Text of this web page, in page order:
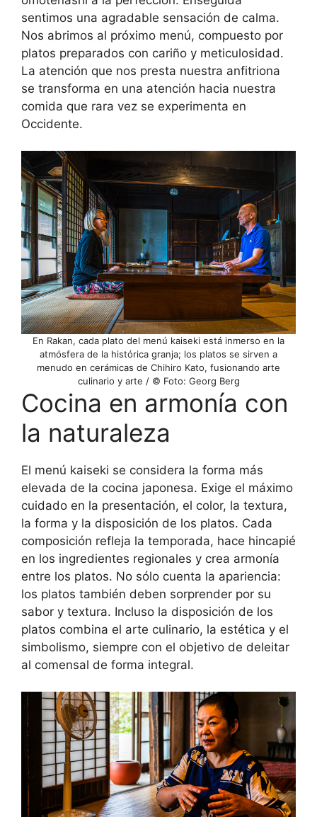
sentimos una agradable sensación de calma.
Nos abrimos al próximo menú, compuesto por
platos preparados con cariño y meticulosidad.
La atención que nos presta nuestra anfitriona
se transforma en una atención hacia nuestra
comida que rara vez se experimenta en
Occidente.
En Rakan, cada plato del menú kaiseki está inmerso en la
atmósfera de la histórica granja; los platos se sirven a
menudo en cerámicas de Chihiro Kato, fusionando arte
culinario y arte / © Foto: Georg Berg
Cocina en armonía con
la naturaleza
El menú kaiseki se considera la forma más
elevada de la cocina japonesa. Exige el máximo
cuidado en la presentación, el color, la textura,
la forma y la disposición de los platos. Cada
composición refleja la temporada, hace hincapié
en los ingredientes regionales y crea armonía
entre los platos. No sólo cuenta la apariencia:
los platos también deben sorprender por su
sabor y textura. Incluso la disposición de los
platos combina el arte culinario, la estética y el
simbolismo, siempre con el objetivo de deleitar
al comensal de forma integral.